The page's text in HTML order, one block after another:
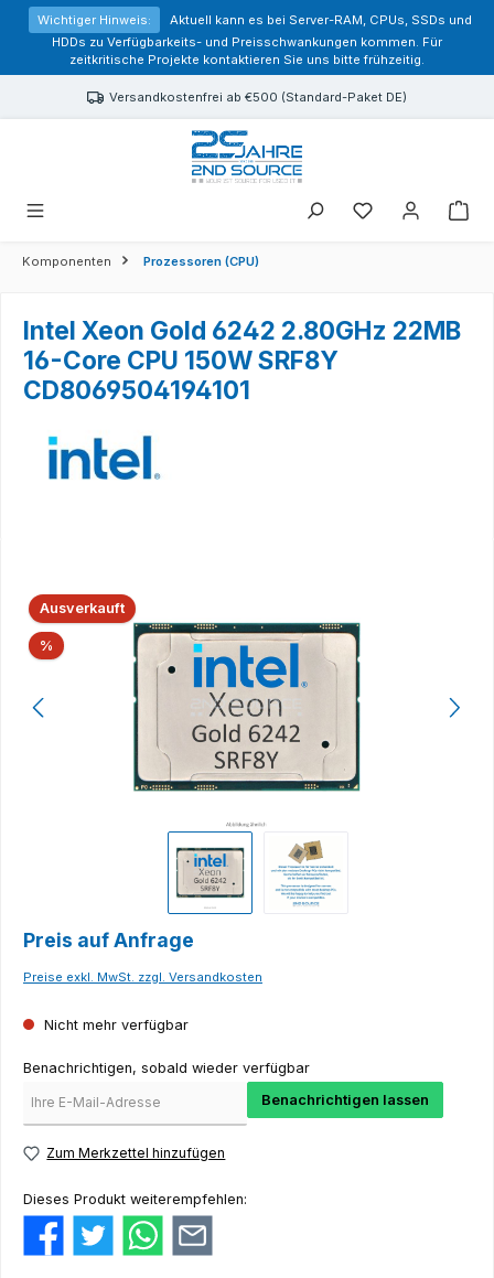
springen
Wichtiger Hinweis:
Aktuell kann es bei Server-RAM, CPUs, SSDs und
HDDs zu Verfügbarkeits- und Preisschwankungen kommen. Für
zeitkritische Projekte kontaktieren Sie uns bitte frühzeitig.
Versandkostenfrei ab €500 (Standard-Paket DE)
Sie haben 0
Komponenten Prozessoren (CPU)
Intel Xeon Gold 6242 2.80GHz 22MB
16-Core CPU 150W SRF8Y
CD8069504194101
Bildergalerie überspringen
Ausverkauft
% Rabatt
Preis auf Anfrage
Preise exkl. MwSt. zzgl. Versandkosten
Nicht mehr verfügbar
Benachrichtigen, sobald wieder verfügbar
Benachrichtigen lassen
Zum Merkzettel hinzufügen
Dieses Produkt weiterempfehlen: